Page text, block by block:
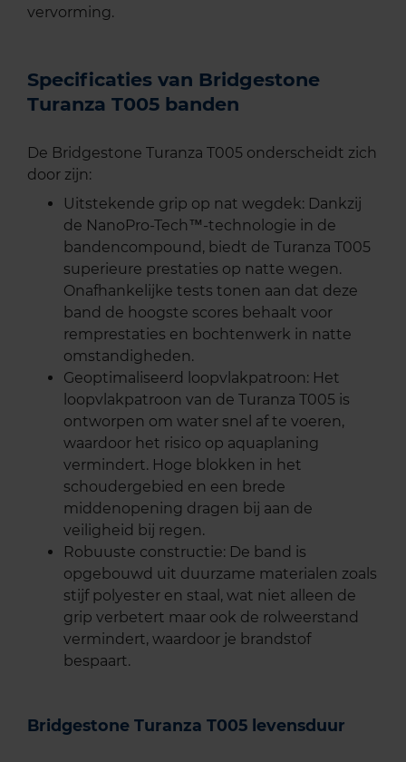
vervorming.
Specificaties van Bridgestone
Turanza T005 banden
De Bridgestone Turanza T005 onderscheidt zich
door zijn:
Uitstekende grip op nat wegdek: Dankzij
de NanoPro-Tech™-technologie in de
bandencompound, biedt de Turanza T005
superieure prestaties op natte wegen.
Onafhankelijke tests tonen aan dat deze
band de hoogste scores behaalt voor
remprestaties en bochtenwerk in natte
omstandigheden.
Geoptimaliseerd loopvlakpatroon: Het
loopvlakpatroon van de Turanza T005 is
ontworpen om water snel af te voeren,
waardoor het risico op aquaplaning
vermindert. Hoge blokken in het
schoudergebied en een brede
middenopening dragen bij aan de
veiligheid bij regen.
Robuuste constructie: De band is
opgebouwd uit duurzame materialen zoals
stijf polyester en staal, wat niet alleen de
grip verbetert maar ook de rolweerstand
vermindert, waardoor je brandstof
bespaart.
Bridgestone Turanza T005 levensduur